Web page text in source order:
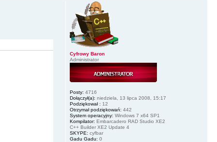
Cyfrowy Baron
Administrator
Posty: 4716
Dołączył(a): niedziela, 13 lipca 2008, 15:17
Podziękował : 12
Otrzymał podziękowań: 442
System operacyjny: Windows 7 x64 SP1
Kompilator: Embarcadero RAD Studio XE2
C++ Builder XE2 Update 4
SKYPE: cyfbar
Gadu Gadu: 0